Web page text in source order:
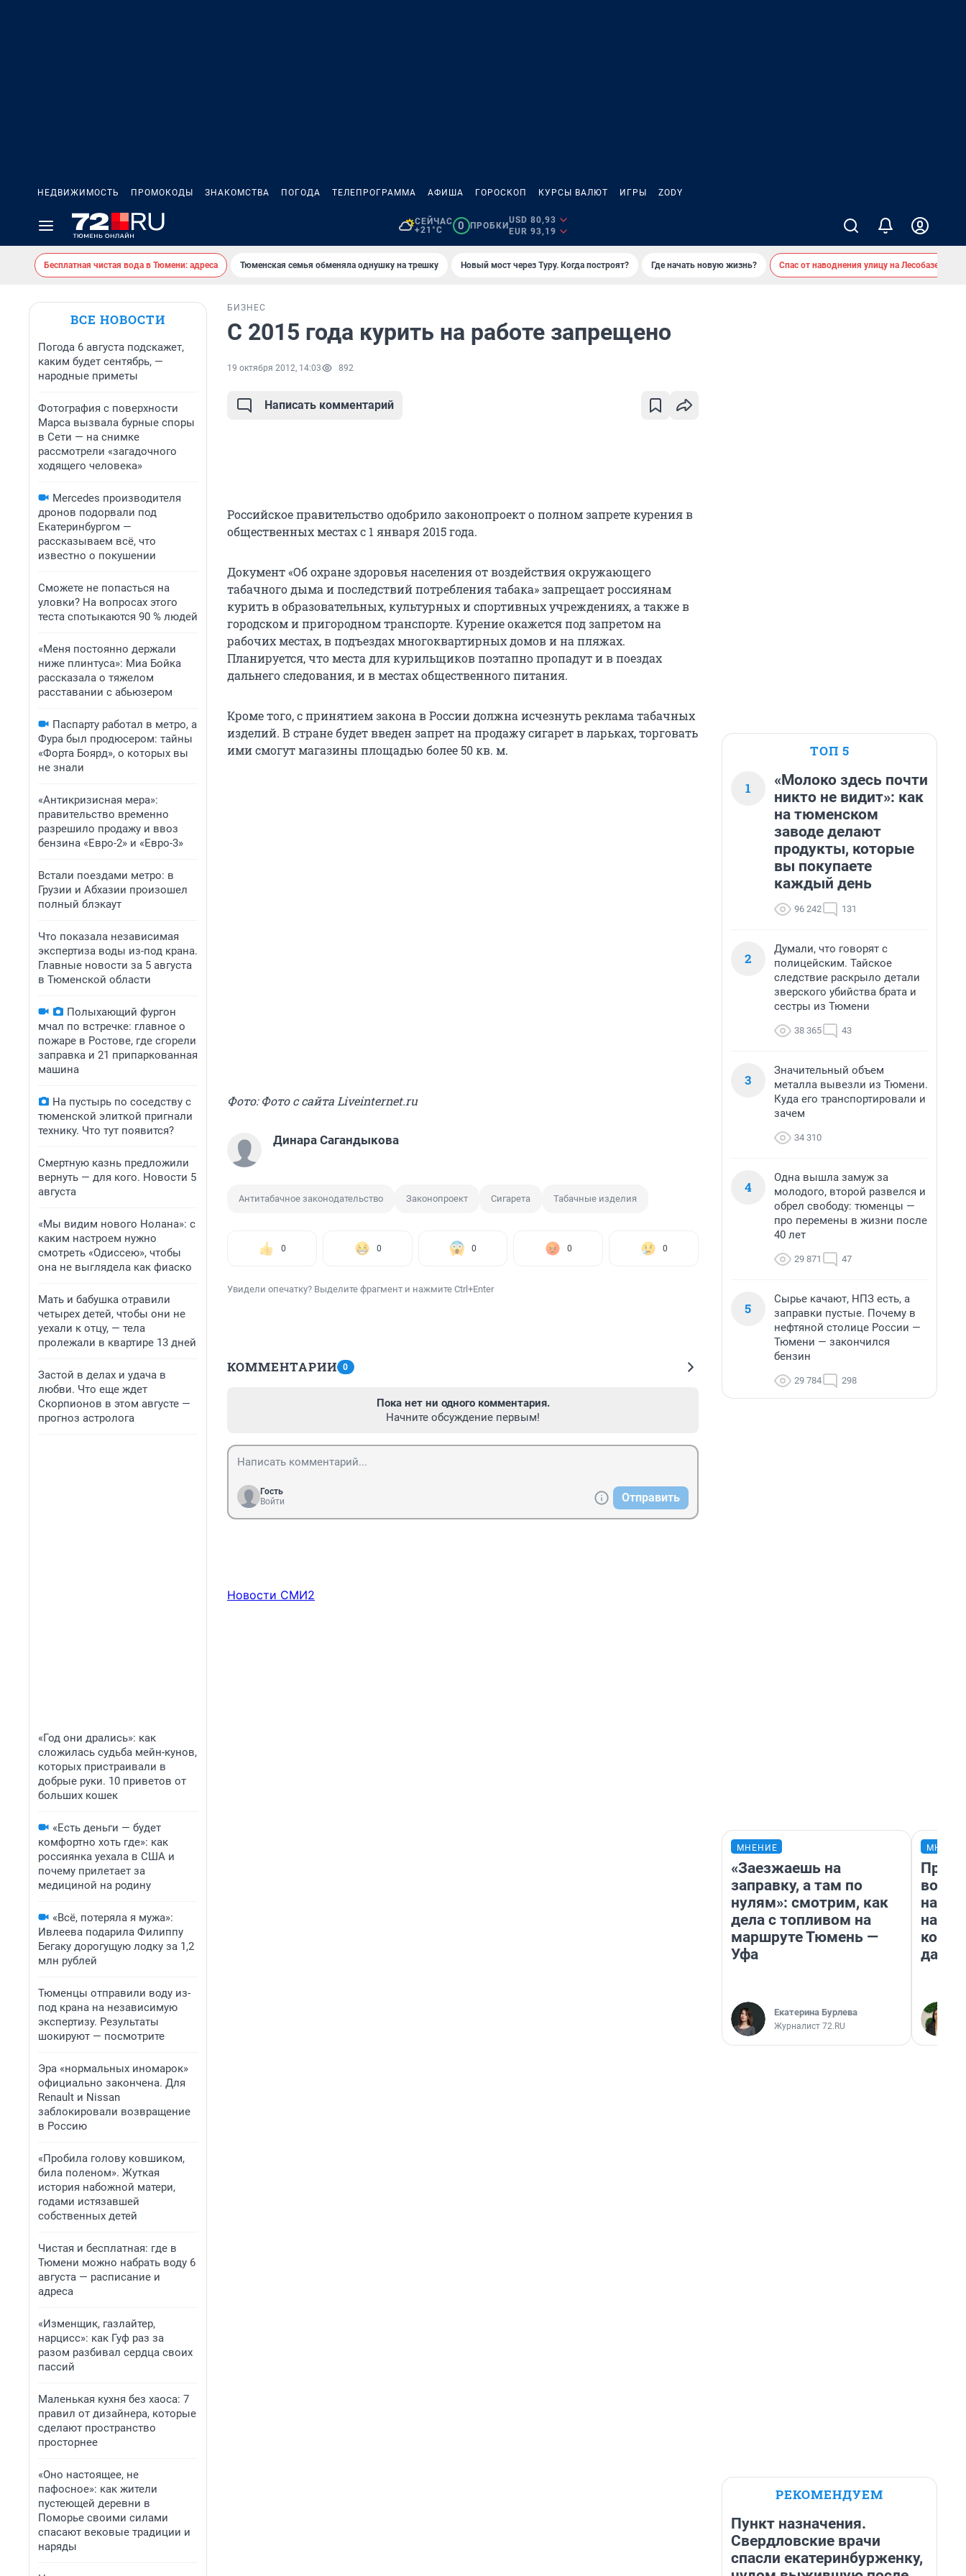
НЕДВИЖИМОСТЬ ПРОМОКОДЫ ЗНАКОМСТВА ПОГОДА ТЕЛЕПРОГРАММА АФИША ГОРОСКОП КУРСЫ ВАЛЮТ ИГРЫ ZODY
СЕЙЧАС
+21°C
0 ПРОБКИ
USD 80,93
EUR 93,19
Бесплатная чистая вода в Тюмени: адреса Тюменская семья обменяла однушку на трешку Новый мост через Туру. Когда построят? Где начать новую жизнь? Спас от наводнения улицу на Лесобазе
ВСЕ НОВОСТИ
Погода 6 августа подскажет,
каким будет сентябрь, —
народные приметы
Фотография с поверхности
Марса вызвала бурные споры
в Сети — на снимке
рассмотрели «загадочного
ходящего человека»
Mercedes производителя
дронов подорвали под
Екатеринбургом —
рассказываем всё, что
известно о покушении
Сможете не попасться на
уловки? На вопросах этого
теста спотыкаются 90 % людей
«Меня постоянно держали
ниже плинтуса»: Миа Бойка
рассказала о тяжелом
расставании с абьюзером
Паспарту работал в метро, а
Фура был продюсером: тайны
«Форта Боярд», о которых вы
не знали
«Антикризисная мера»:
правительство временно
разрешило продажу и ввоз
бензина «Евро-2» и «Евро-3»
Встали поездами метро: в
Грузии и Абхазии произошел
полный блэкаут
Что показала независимая
экспертиза воды из-под крана.
Главные новости за 5 августа
в Тюменской области
Полыхающий фургон
мчал по встречке: главное о
пожаре в Ростове, где сгорели
заправка и 21 припаркованная
машина
На пустырь по соседству с
тюменской элиткой пригнали
технику. Что тут появится?
Смертную казнь предложили
вернуть — для кого. Новости 5
августа
«Мы видим нового Нолана»: с
каким настроем нужно
смотреть «Одиссею», чтобы
она не выглядела как фиаско
Мать и бабушка отравили
четырех детей, чтобы они не
уехали к отцу, — тела
пролежали в квартире 13 дней
Застой в делах и удача в
любви. Что еще ждет
Скорпионов в этом августе —
прогноз астролога
«Год они дрались»: как
сложилась судьба мейн-кунов,
которых пристраивали в
добрые руки. 10 приветов от
больших кошек
«Есть деньги — будет
комфортно хоть где»: как
россиянка уехала в США и
почему прилетает за
медициной на родину
«Всё, потеряла я мужа»:
Ивлеева подарила Филиппу
Бегаку дорогущую лодку за 1,2
млн рублей
Тюменцы отправили воду из-
под крана на независимую
экспертизу. Результаты
шокируют — посмотрите
Эра «нормальных иномарок»
официально закончена. Для
Renault и Nissan
заблокировали возвращение
в Россию
«Пробила голову ковшиком,
била поленом». Жуткая
история набожной матери,
годами истязавшей
собственных детей
Чистая и бесплатная: где в
Тюмени можно набрать воду 6
августа — расписание и
адреса
«Изменщик, газлайтер,
нарцисс»: как Гуф раз за
разом разбивал сердца своих
пассий
Маленькая кухня без хаоса: 7
правил от дизайнера, которые
сделают пространство
просторнее
«Оно настоящее, не
пафосное»: как жители
пустеющей деревни в
Поморье своими силами
спасают вековые традиции и
наряды
БИЗНЕС
С 2015 года курить на работе запрещено
19 октября 2012, 14:03 892
Написать комментарий
Российское правительство одобрило законопроект о полном запрете курения в
общественных местах с 1 января 2015 года.
Документ «Об охране здоровья населения от воздействия окружающего
табачного дыма и последствий потребления табака» запрещает россиянам
курить в образовательных, культурных и спортивных учреждениях, а также в
городском и пригородном транспорте. Курение окажется под запретом на
рабочих местах, в подъездах многоквартирных домов и на пляжах.
Планируется, что места для курильщиков поэтапно пропадут и в поездах
дальнего следования, и в местах общественного питания.
Кроме того, с принятием закона в России должна исчезнуть реклама табачных
изделий. В стране будет введен запрет на продажу сигарет в ларьках, торговать
ими смогут магазины площадью более 50 кв. м.
Фото: Фото с сайта Liveinternet.ru
Динара Сагандыкова
Антитабачное законодательство Законопроект Сигарета Табачные изделия
0 0 0 0 0
Увидели опечатку? Выделите фрагмент и нажмите Ctrl+Enter
КОММЕНТАРИИ 0
Пока нет ни одного комментария.
Начните обсуждение первым!
Гость
Войти
Отправить
Новости СМИ2
ТОП 5
1
«Молоко здесь почти
никто не видит»: как
на тюменском
заводе делают
продукты, которые
вы покупаете
каждый день
96 242 131
2
Думали, что говорят с
полицейским. Тайское
следствие раскрыло детали
зверского убийства брата и
сестры из Тюмени
38 365 43
3
Значительный объем
металла вывезли из Тюмени.
Куда его транспортировали и
зачем
34 310
4
Одна вышла замуж за
молодого, второй развелся и
обрел свободу: тюменцы —
про перемены в жизни после
40 лет
29 871 47
5
Сырье качают, НПЗ есть, а
заправки пустые. Почему в
нефтяной столице России —
Тюмени — закончился
бензин
29 784 298
МНЕНИЕ
«Заезжаешь на
заправку, а там по
нулям»: смотрим, как
дела с топливом на
маршруте Тюмень —
Уфа
Екатерина Бурлева
Журналист 72.RU
нам
даже
РЕКОМЕНДУЕМ
Пункт назначения.
Свердловские врачи
спасли екатеринбурженку,